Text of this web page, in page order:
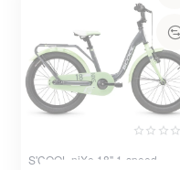
S'COOL niXe 18" 1-speed